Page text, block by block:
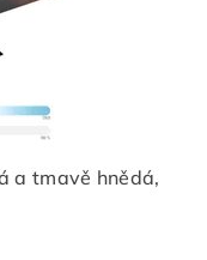
a tmavě hnědá,